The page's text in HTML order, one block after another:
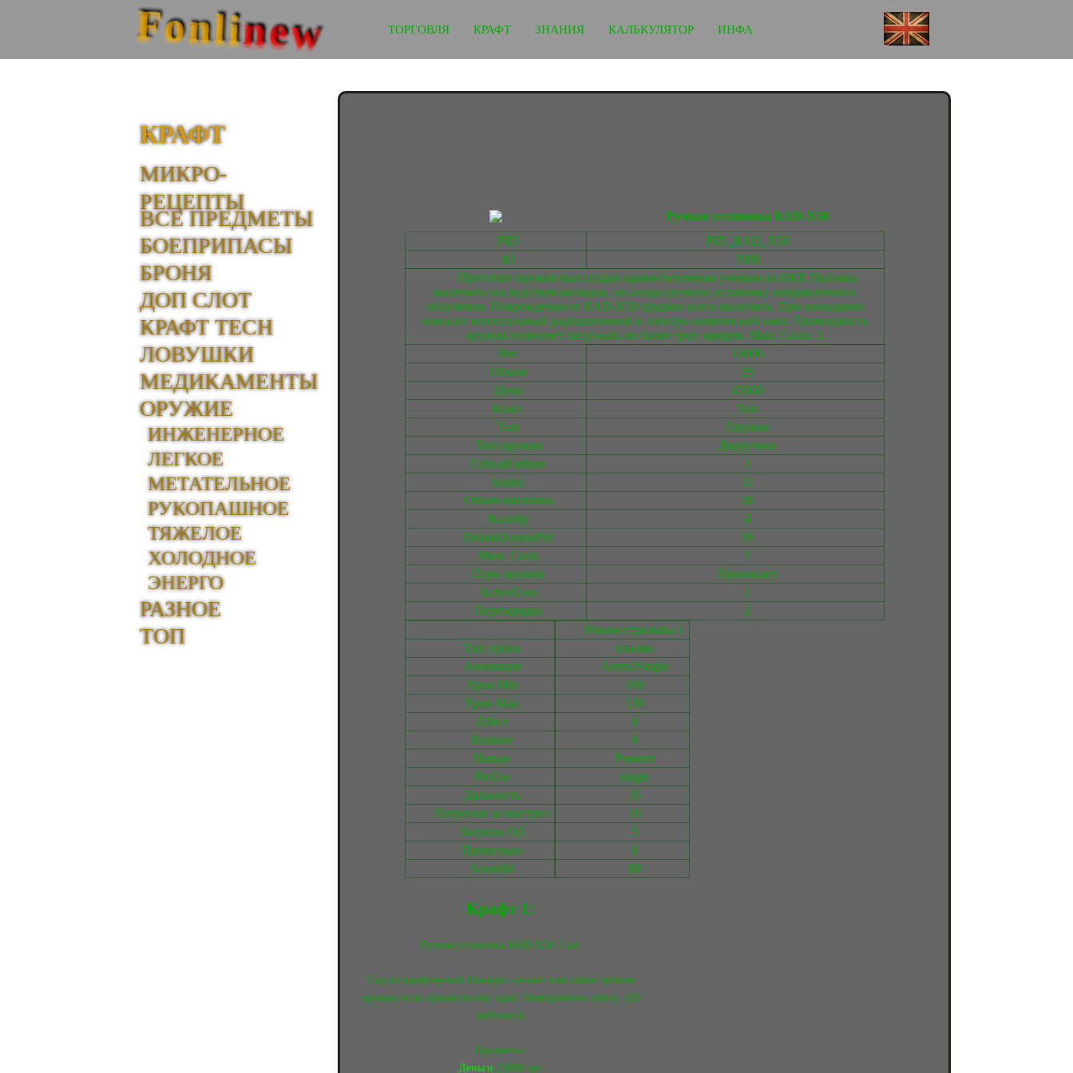
Fonlinew ТОРГОВЛЯ КРАФТ ЗНАНИЯ КАЛЬКУЛЯТОР ИНФА
КРАФТ
МИКРО-
РЕЦЕПТЫ
ВСЕ ПРЕДМЕТЫ
БОЕПРИПАСЫ
БРОНЯ
ДОП СЛОТ
КРАФТ TECH
ЛОВУШКИ
МЕДИКАМЕНТЫ
ОРУЖИЕ
ИНЖЕНЕРНОЕ
ЛЕГКОЕ
МЕТАТЕЛЬНОЕ
РУКОПАШНОЕ
ТЯЖЕЛОЕ
ХОЛОДНОЕ
ЭНЕРГО
РАЗНОЕ
ТОП
Ручная установка RAD-X50
PID
PID_RAD_X50
ID
7909
Прототип оружия был создан одним безумным ученым из НКР. Пытаясь
вылечить последствия мутации, он создал ручную установку направленного
облучения. Повреждения от RAD-X50 труднее всего вылечить. При попадании
наносит колоссальный радиационный и электро-химический ожог. Громоздкость
оружия позволяет загружать не более трех зарядов. Мин. Сила: 3.
Вес
14000
Объем
25
Цена
45000
Класс
Топ
Тип
Оружие
Тип оружия
Двуручное
CriticalFailture
1
Anim1
11
Объем магазина
30
Калибр
4
DefaultAmmoPid
39
Мин. Сила
7
Перк оружия
Проникает
ActiveUses
1
Перезарядка
2
Тип урона
Анимация
Урон Min
Урон Max
Effect
Remove
Навык
PicUse
Дальность
Патронов за выстрел
Затраты ОД
Прицельно
SoundId
Режим стрельбы 1
плазма
Anim2Single
100
130
0
0
Ремонт
single
35
10
5
0
88
Крафт 1:
Ручная установка RAD-X50 1 шт.
Сид из крафтерской Наварро сделает вам самое лучшее
оружие если принести ему одну Электронную линзу. (20
рейтинга)
Предметы:
Деньги 25000 шт.